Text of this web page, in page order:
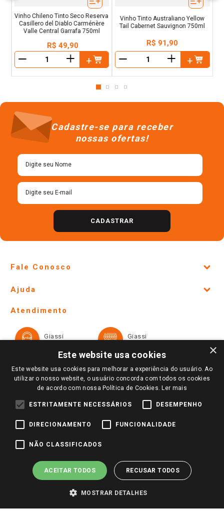
Vinho Chileno Tinto Seco Reserva
Casillero del Diablo Carménère
Valle Central Garrafa 750ml
R$ 49,90
＋
Vinho Tinto Australiano Yellow
Tail Cabernet Sauvignon 750ml
R$ 91,90
＋
Cadastre-se para receber
nossas ofertas!
CADASTRAR
Fale Conosco
Lojas Físicas e Horários
Ofertas
Televendas
Notícias
Perguntas frequentes
Identidade Visual
Ajuda
Formas de Pagamento
Trocas e Devoluções
Atendimento
Giassi
Giassi
Redes Sociais
Pagamento e Segurança
×
Este website usa cookies
Este website usa cookies para melhorar a experiência do usuário. Ao
utilizar o nosso website, o usuário concorda com todos os cookies
de acordo com nossa Política de Cookies. Ler mais
ESTRITAMENTE NECESSÁRIOS DESEMPENHO
DIRECIONAMENTO FUNCIONALIDADE
NÃO CLASSIFICADOS
ACEITAR TODOS RECUSAR TODOS
MOSTRAR DETALHES